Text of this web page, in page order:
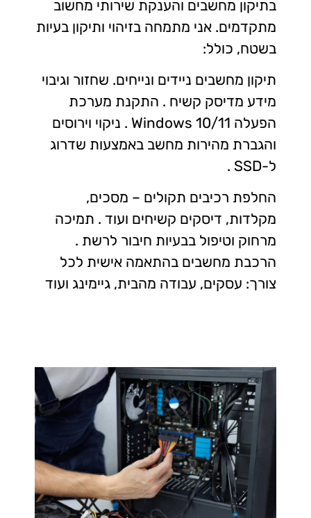
בתיקון מחשבים והענקת שירותי מחשוב
מתקדמים. אני מתמחה בזיהוי ותיקון בעיות
בשטח, כולל:
תיקון מחשבים ניידים ונייחים. שחזור וגיבוי
מידע מדיסק קשיח . התקנת מערכת
הפעלה Windows 10/11 . ניקוי וירוסים
והגברת מהירות מחשב באמצעות שדרוג
ל-SSD .
החלפת רכיבים תקולים – מסכים,
מקלדות, דיסקים קשיחים ועוד . תמיכה
מרחוק וטיפול בבעיות חיבור לרשת .
הרכבת מחשבים בהתאמה אישית לכל
צורך: עסקים, עבודה מהבית, גיימינג ועוד